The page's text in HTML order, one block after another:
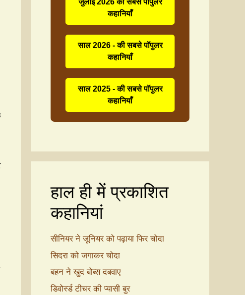
जुलाई 2026 की सबसे पॉपुलर
कहानियाँ
साल 2026 - की सबसे पॉपुलर
कहानियाँ
साल 2025 - की सबसे पॉपुलर
कहानियाँ
हाल ही में प्रकाशित
कहानियां
सीनियर ने जूनियर को पढ़ाया फिर चोदा
सिदरा को जगाकर चोदा
बहन ने खुद बोब्स दबवाए
डिवोर्स्ड टीचर की प्यासी बुर